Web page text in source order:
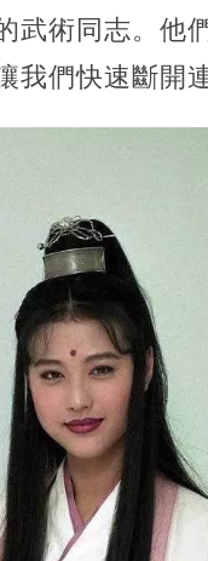
武術同志。他
我們快速斷開